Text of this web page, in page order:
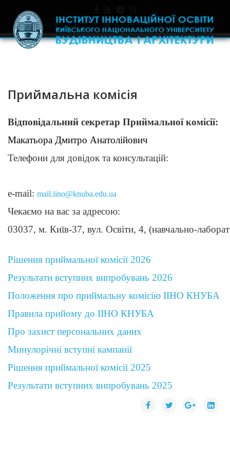
+380445971977 skrynka.doviry@iino.in.ua
Приймальна комісія
Відповідальний секретар Приймальної комісії:
Макатьора Дмитро Анатолійович
Телефони для довідок та консультацій:
e-mail: mail.iino@knuba.edu.ua
Чекаємо на вас за адресою:
03037, м. Київ-37, вул. Освіти, 4, (навчально-
Рішення приймальної комісії 2026
Результати вступних випробувань 2026
Положення про приймальну комісію ІІНО КНУБА
Правила прийому до ІІНО КНУБА
Про захист персональних даних
Минулорічні вступні кампанії
Рішення приймальної комісії 2025
Результати вступних випробувань 2025